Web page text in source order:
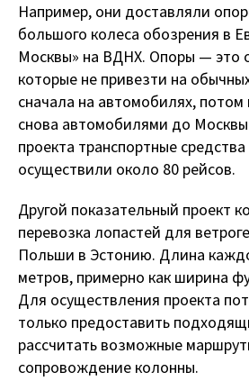
Например, они доставляли
большого колеса обозрения в
Москвы» на ВДНХ. Опоры — это
которые не привезти на
сначала на автомобилях,
снова автомобилями до
проекта транспортные средства
осуществили около 80 рейсов.
Другой показательный проект
перевозка лопастей для
Польши в Эстонию. Длина
метров, примерно как ширина
Для осуществления проекта
только предоставить
рассчитать возможные
сопровождение колонны.